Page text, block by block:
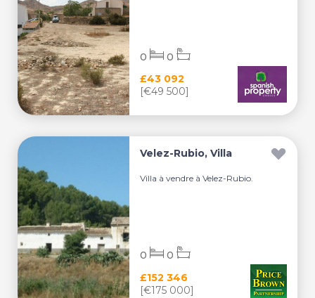
£43 092
[€49 500]
0 0
Velez-Rubio, Villa
Villa à vendre à Velez-Rubio.
£152 346
[€175 000]
0 0